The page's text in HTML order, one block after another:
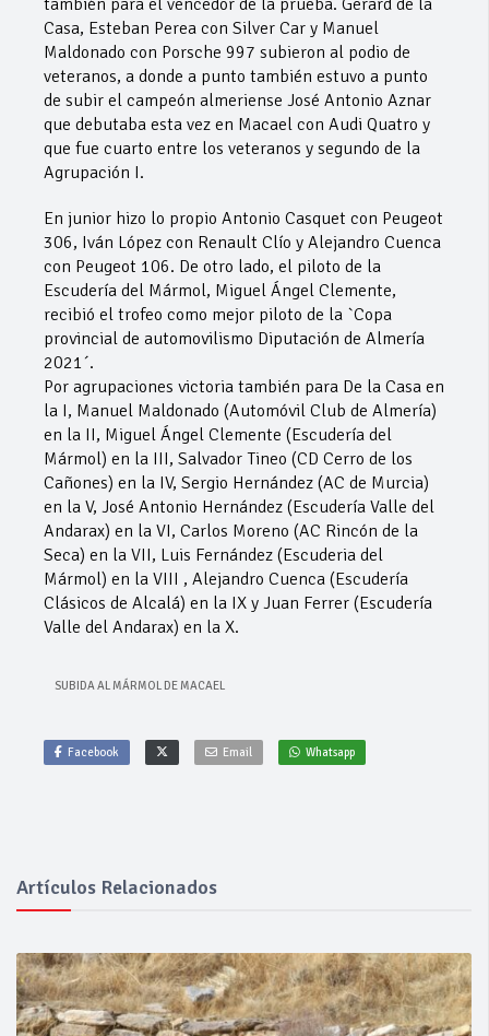
Casa, Esteban Perea con Silver Car y Manuel
Maldonado con Porsche 997 subieron al podio de
veteranos, a donde a punto también estuvo a punto
de subir el campeón almeriense José Antonio Aznar
que debutaba esta vez en Macael con Audi Quatro y
que fue cuarto entre los veteranos y segundo de la
Agrupación I.
En junior hizo lo propio Antonio Casquet con Peugeot
306, Iván López con Renault Clío y Alejandro Cuenca
con Peugeot 106. De otro lado, el piloto de la
Escudería del Mármol, Miguel Ángel Clemente,
recibió el trofeo como mejor piloto de la `Copa
provincial de automovilismo Diputación de Almería
2021´.
Por agrupaciones victoria también para De la Casa en
la I, Manuel Maldonado (Automóvil Club de Almería)
en la II, Miguel Ángel Clemente (Escudería del
Mármol) en la III, Salvador Tineo (CD Cerro de los
Cañones) en la IV, Sergio Hernández (AC de Murcia)
en la V, José Antonio Hernández (Escudería Valle del
Andarax) en la VI, Carlos Moreno (AC Rincón de la
Seca) en la VII, Luis Fernández (Escuderia del
Mármol) en la VIII , Alejandro Cuenca (Escudería
Clásicos de Alcalá) en la IX y Juan Ferrer (Escudería
Valle del Andarax) en la X.
SUBIDA AL MÁRMOL DE MACAEL
Facebook Email Whatsapp
Artículos Relacionados